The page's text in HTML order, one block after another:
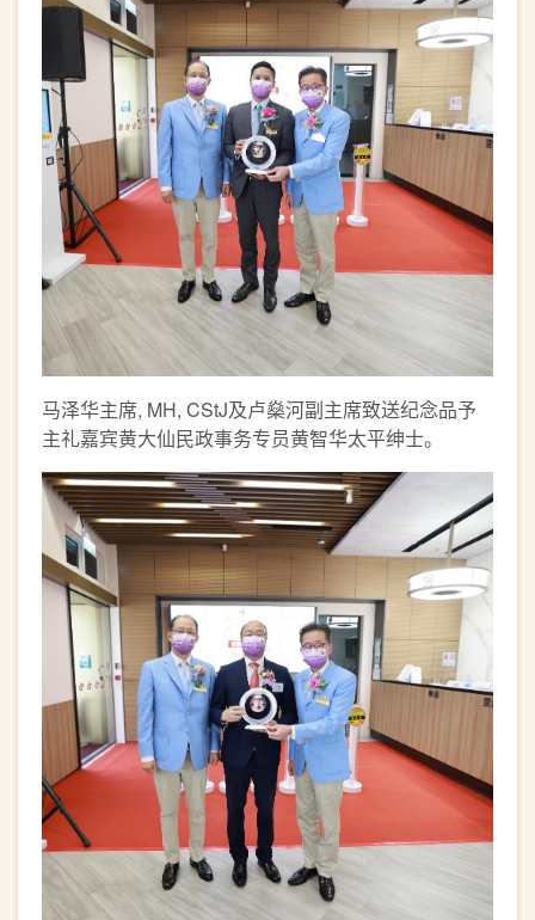
马泽华主席, MH, CStJ及卢燊河副主席致送纪念品予
主礼嘉宾黄大仙民政事务专员黄智华太平绅士。